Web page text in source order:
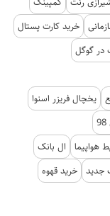
خرید کارت پستال
در گوگل
یخچال فریزر اسنوا
هواپیما
ال بانک
جدید خرید قهوه